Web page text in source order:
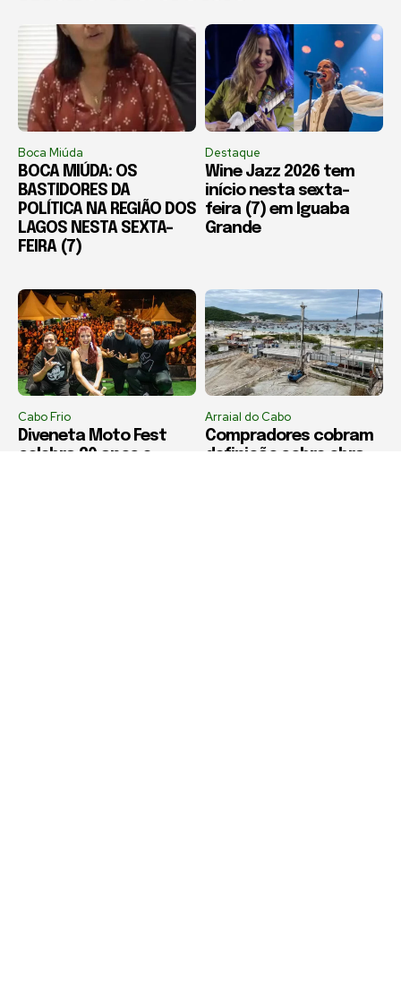
Boca Miúda
BOCA MIÚDA: OS
BASTIDORES DA
POLÍTICA NA REGIÃO DOS
LAGOS NESTA SEXTA-
FEIRA (7)
Destaque
Wine Jazz 2026 tem
início nesta sexta-
feira (7) em Iguaba
Grande
Cabo Frio
Diveneta Moto Fest
celebra 20 anos e
Arraial do Cabo
Compradores cobram
definição sobre obra